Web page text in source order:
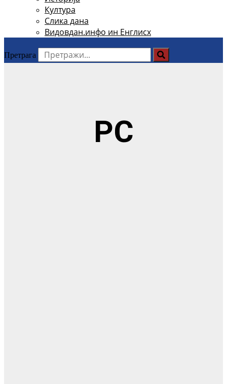
Култура
Слика дана
Видовдан.инфо ин Енглисх
Претрага
РС